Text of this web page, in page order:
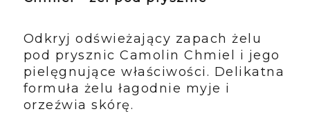
Odkryj odświeżający zapach żelu
pod prysznic Camolin Chmiel i jego
pielęgnujące właściwości. Delikatna
formuła żelu łagodnie myje i
orzeźwia skórę.